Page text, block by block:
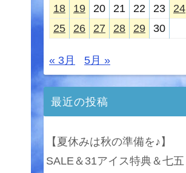
18
19 20 21 22 23
24
25
26 27 28 29 30
« 3月 5月 »
最近の投稿
【夏休みは秋の準備を♪】
SALE＆31アイス特典＆七五